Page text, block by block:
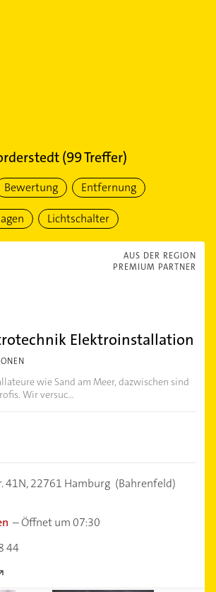
(99Treffer)
Bewertung Entfernung
Lichtschalter
AUS DER REGION
PREMIUM PARTNER
Elektroinstallation
wie Sand am Meer, dazwischen sind
Wir versuc...
41N,22761 Hamburg (Bahrenfeld)
–Öffnet um 07:30
44